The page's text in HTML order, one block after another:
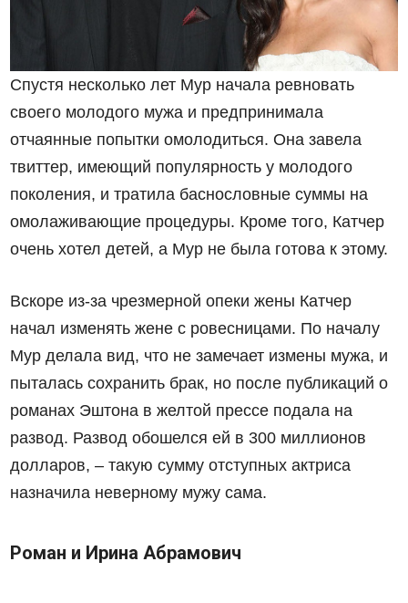
Спустя несколько лет Мур начала ревновать
своего молодого мужа и предпринимала
отчаянные попытки омолодиться. Она завела
твиттер, имеющий популярность у молодого
поколения, и тратила баснословные суммы на
омолаживающие процедуры. Кроме того, Катчер
очень хотел детей, а Мур не была готова к этому.
Вскоре из-за чрезмерной опеки жены Катчер
начал изменять жене с ровесницами. По началу
Мур делала вид, что не замечает измены мужа, и
пыталась сохранить брак, но после публикаций о
романах Эштона в желтой прессе подала на
развод. Развод обошелся ей в 300 миллионов
долларов, – такую сумму отступных актриса
назначила неверному мужу сама.
Роман и Ирина Абрамович